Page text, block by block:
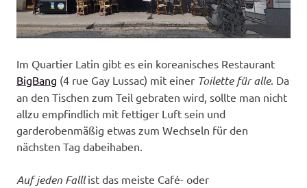
Im Quartier Latin gibt es ein koreanisches Restaurant
BigBang (4 rue Gay Lussac) mit einer Toilette für alle. Da
an den Tischen zum Teil gebraten wird, sollte man nicht
allzu empfindlich mit fettiger Luft sein und
garderobenmäßig etwas zum Wechseln für den
nächsten Tag dabeihaben.
Auf jeden Falllist das meiste Café- oder